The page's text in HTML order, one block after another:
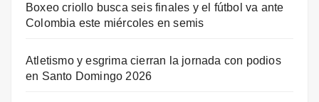
Boxeo criollo busca seis finales y el fútbol va ante
Colombia este miércoles en semis
Atletismo y esgrima cierran la jornada con podios
en Santo Domingo 2026